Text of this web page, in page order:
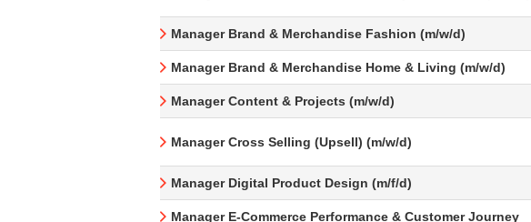
Manager Brand & Merchandise Fashion (m/w/d)
Manager Brand & Merchandise Home & Living (m/w/d)
Manager Content & Projects (m/w/d)
Manager Cross Selling (Upsell) (m/w/d)
Manager Digital Product Design (m/f/d)
Manager E-Commerce Performance & Customer Journey